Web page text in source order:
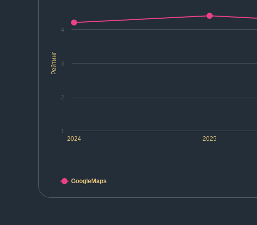
Рейтинг
2024 2025
1
2
3
4
GoogleMaps